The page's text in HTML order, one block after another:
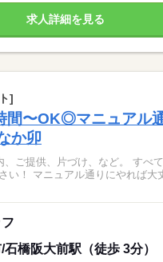
求人詳細を見る
]
間〜OK◎マニュアル
か卯
片づけ、など。 すべてやり方が決ま
い！ マニュアル通りにやれば大丈
橋阪大前駅（徒歩 3分）